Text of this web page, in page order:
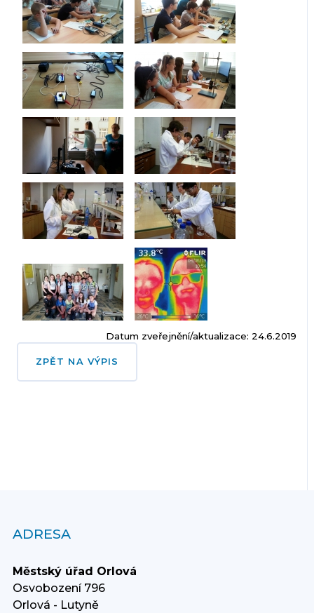
Datum zveřejnění/aktualizace: 24.6.2019
ZPĚT NA VÝPIS
ADRESA
Městský úřad Orlová
Osvobození 796
Orlová - Lutyně